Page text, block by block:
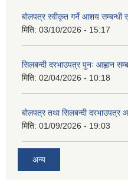
बोलपत्र स्वीकृत गर्ने आशय सम्बन्धी
मिति: 03/10/2026 - 15:17
सिलबन्दी दरभाउपत्र पुनः आह्वान
मिति: 02/04/2026 - 10:18
बोलपत्र तथा सिलबन्दी दरभाउपत्र
मिति: 01/09/2026 - 19:03
अन्य